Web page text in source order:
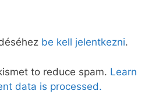
be kell jelentkezni.
to reduce spam. Learn
data is processed.